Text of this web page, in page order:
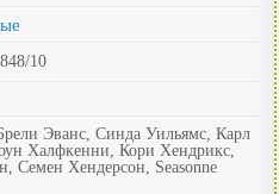
10
Эванс, Синда Уильямс, Карл
Халфкенни, Кори Хендрикс,
Семен Хендерсон, Seasonne